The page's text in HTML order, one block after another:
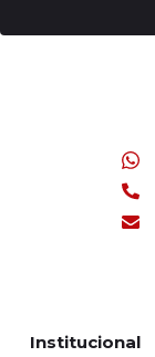
Institucional